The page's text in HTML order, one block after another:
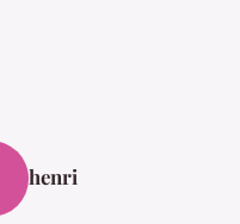
henri